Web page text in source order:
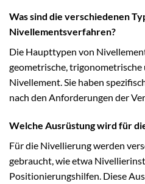
Was sind die verschiedenen
Nivellementsverfahren?
Die Haupttypen von
geometrische,
Nivellement. Sie haben
nach den Anforderungen der
Welche Ausrüstung wird für
Für die Nivellierung werden
gebraucht, wie etwa
Positionierungshilfen. Diese